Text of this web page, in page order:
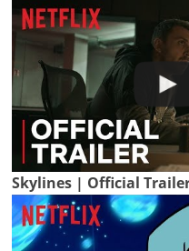
Skylines | Official